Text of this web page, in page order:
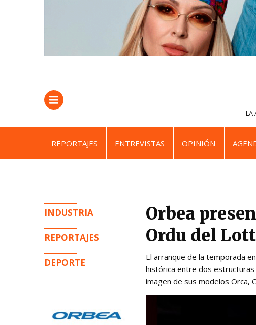
LA
REPORTAJES ENTREVISTAS OPINIÓN
INDUSTRIA
REPORTAJES
DEPORTE
Orbea
Ordu del
El arranque de la temporada
histórica entre dos estructuras
imagen de sus modelos Orca,